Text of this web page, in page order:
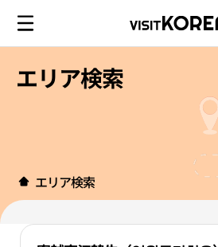
エリア検索
エリア検索